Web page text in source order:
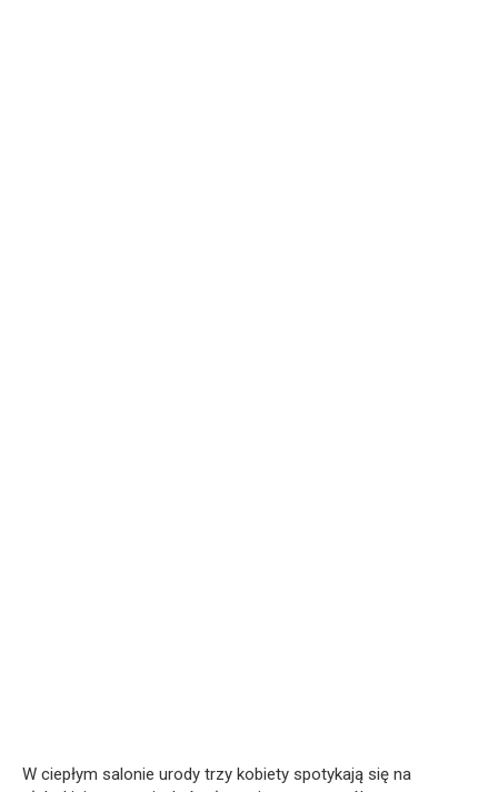
W ciepłym salonie urody trzy kobiety spotykają się na